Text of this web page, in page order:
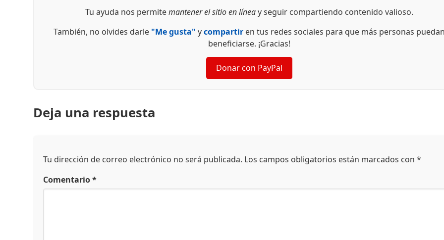
Tu ayuda nos permitemantener el sitio en líneay seguir compartiendo contenido valioso.
También, no olvides darle "Me gusta" ycompartiren tus redes sociales para que más personas puedan
beneficiarse. ¡Gracias!
Donar con PayPal
Deja una respuesta
Tu dirección de correo electrónico no será publicada. Los campos obligatorios están marcados con*
Comentario*